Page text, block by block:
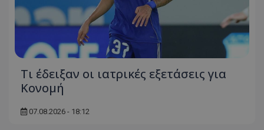
Τι έδειξαν οι ιατρικές εξετάσεις για
Κονομή
07.08.2026 - 18:12